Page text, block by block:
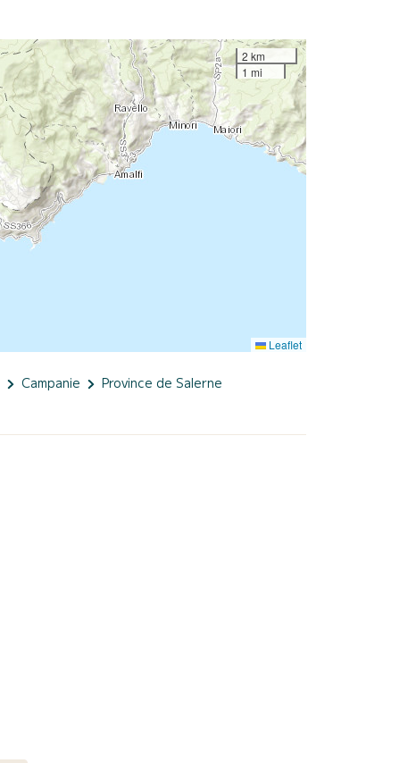
2 km
1 mi
Leaflet
Campanie
Province de Salerne